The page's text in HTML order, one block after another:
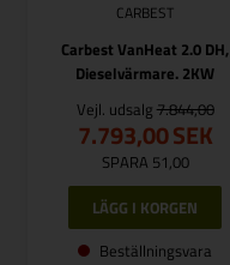
CARBEST
Carbest VanHeat 2.0 DH,
Dieselvärmare. 2KW
Vejl. udsalg 7.844,00
7.793,00SEK
SPARA 51,00
Beställningsvara